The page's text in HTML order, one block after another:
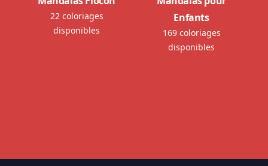
22 coloriages
disponibles
Enfants
169 coloriages
disponibles